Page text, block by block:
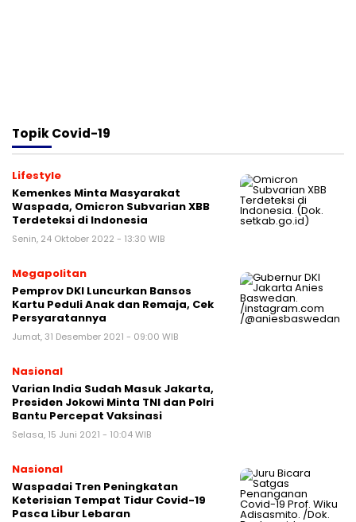
TopikCovid-19
Lifestyle
Kemenkes Minta Masyarakat
Waspada, Omicron Subvarian XBB
Terdeteksi di Indonesia
Senin, 24 Oktober 2022 - 13:30 WIB
Megapolitan
Pemprov DKI Luncurkan Bansos
Kartu Peduli Anak dan Remaja, Cek
Persyaratannya
Jumat, 31 Desember 2021 - 09:00 WIB
Nasional
Varian India Sudah Masuk Jakarta,
Presiden Jokowi Minta TNI dan Polri
Bantu Percepat Vaksinasi
Selasa, 15 Juni 2021 - 10:04 WIB
Nasional
Waspadai Tren Peningkatan
Keterisian Tempat Tidur Covid-19
Pasca Libur Lebaran